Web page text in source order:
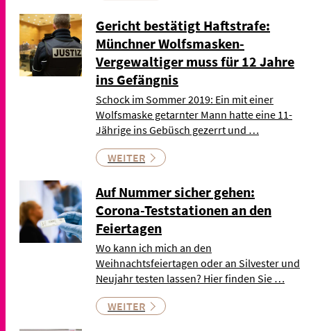
Gericht bestätigt Haftstrafe:
Münchner Wolfsmasken-
Vergewaltiger muss für 12 Jahre
ins Gefängnis
Schock im Sommer 2019: Ein mit einer
Wolfsmaske getarnter Mann hatte eine 11-
Jährige ins Gebüsch gezerrt und …
WEITER
Auf Nummer sicher gehen:
Corona-Teststationen an den
Feiertagen
Wo kann ich mich an den
Weihnachtsfeiertagen oder an Silvester und
Neujahr testen lassen? Hier finden Sie …
WEITER